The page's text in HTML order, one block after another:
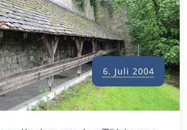
6. Juli 2004